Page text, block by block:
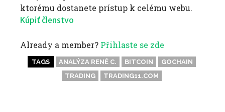
ktorému dostanete prístup k celému webu.
Kúpiť členstvo
Already a member? Přihlaste se zde
TAGS ANALÝZA RENÉ C. BITCOIN
GOCHAIN
TRADING
TRADING11.COM